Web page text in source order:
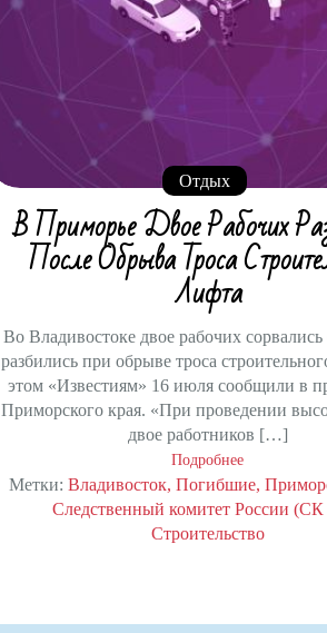
Отдых
В Приморье Двое Рабочих
После Обрыва Троса
Лифта
Во Владивостоке двое рабочих
разбились при обрыве троса
этом «Известиям» 16 июля сообщили в
Приморского края. «При проведении
двое работников […]
Подробнее
Метки: Владивосток Погибшие
Следственный комитет России
Строительство